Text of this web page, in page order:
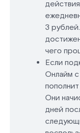
3
чего
Если
Онлайм с
Они
дней